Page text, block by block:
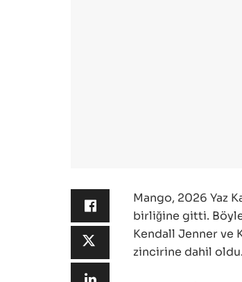
Mango, 2026 Yaz
birliğine gitti.
Kendall Jenner ve
zincirine dahil oldu.